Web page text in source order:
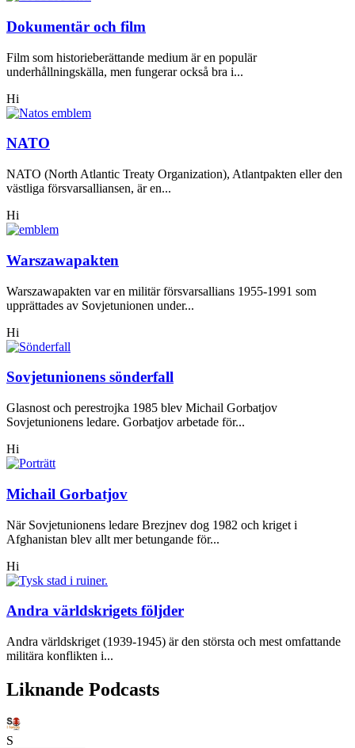
Dokumentär och film
Film som historieberättande medium är en populär
underhållningskälla, men fungerar också bra i...
Hi
NATO
NATO (North Atlantic Treaty Organization), Atlantpakten eller den
västliga försvarsalliansen, är en...
Hi
Warszawapakten
Warszawapakten var en militär försvarsallians 1955-1991 som
upprättades av Sovjetunionen under...
Hi
Sovjetunionens sönderfall
Glasnost och perestrojka 1985 blev Michail Gorbatjov
Sovjetunionens ledare. Gorbatjov arbetade för...
Hi
Michail Gorbatjov
När Sovjetunionens ledare Brezjnev dog 1982 och kriget i
Afghanistan blev allt mer betungande för...
Hi
Andra världskrigets följder
Andra världskriget (1939-1945) är den största och mest omfattande
militära konflikten i...
Liknande Podcasts
S